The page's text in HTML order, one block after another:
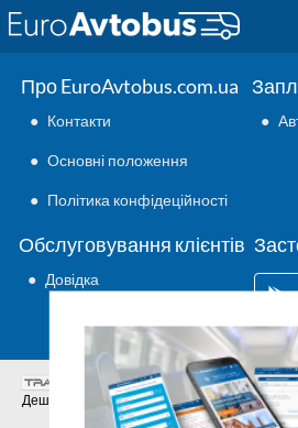
Про EuroAvtobus.com.ua
● Контакти
● Основні положення
● Політика конфідеційності
●
Обслуговування клієнтів
● Довідка
Аутсорсинг ІТ © 2026 | Всі
Дешеві автобусні квитки онлайн |
Автобусні сполучення |